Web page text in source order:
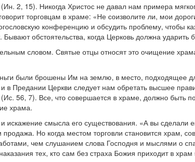
2, 15). Никогда Христос не давал нам примера
торговцам в храме: «Не соизволите ли, мои
конференцию и обсудить проблему, чтобы
обстоятельства, когда Церковь должна ударить
словом. Святые отцы относят это очищение
были брошены Им на землю, в место, подходящее
Церкви следует нам обретать высшее
56, 7). Все, что совершается в храме, должно быть
храма.
смысла его существования. «А вы сделали
Но когда местом торговли становится храм,
чем слушанием слова Господня и мыслями о
тех, кто сам без страха Божия приходит в